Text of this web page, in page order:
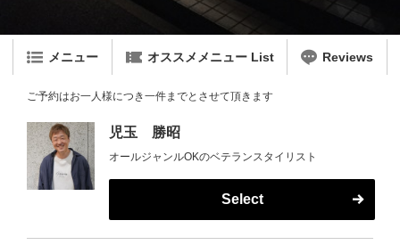
メニュー オススメメニュー List Reviews
ご予約はお一人様につき一件までとさせて頂きます
児玉 勝昭
オールジャンルOKのベテランスタイリスト
Select